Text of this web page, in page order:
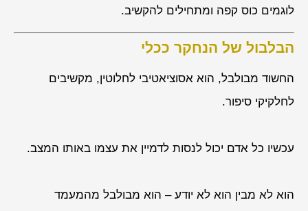
לוגמים כוס קפה ומתחילים להקשיב.
הבלבול של הנחקר ככלי
החשוד מבולבל, הוא אסוציאטיבי לחלוטין, מקשיבים
לחלקיקי סיפור.
עכשיו כל אדם יכול לנסות לדמיין את עצמו באותו המצב.
הוא לא מבין הוא לא יודע – הוא מבולבל מהמעמד